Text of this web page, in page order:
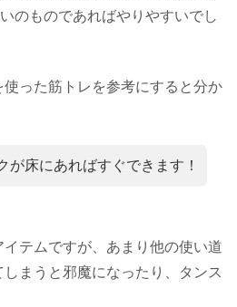
のものであればやりやすいでし
った筋トレを参考にすると分か
が床にあればすぐできます！
テムですが、あまり他の使い道
まうと邪魔になったり、タンス